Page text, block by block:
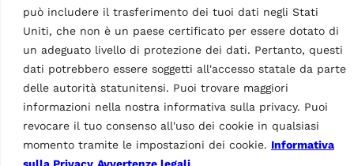
può includere il trasferimento dei tuoi dati negli Stati
Uniti, che non è un paese certificato per essere dotato di
un adeguato livello di protezione dei dati. Pertanto, questi
dati potrebbero essere soggetti all'accesso statale da parte
delle autorità statunitensi. Puoi trovare maggiori
informazioni nella nostra informativa sulla privacy. Puoi
revocare il tuo consenso all'uso dei cookie in qualsiasi
momento tramite le impostazioni dei cookie. Informativa
sulla Privacy Avvertenze legali
Caratteristiche Dima di collegamento
Paese di origine, dogana IT